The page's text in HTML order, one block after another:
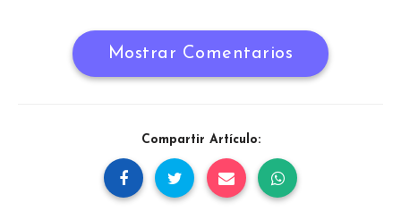
Mostrar Comentarios
Compartir Artículo: